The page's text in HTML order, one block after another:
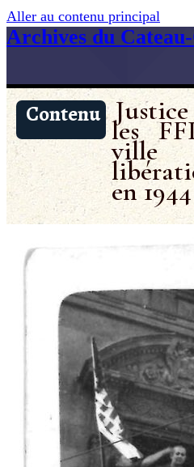
Aller au contenu principal
Archives du
Contenu
les
ville
en 1944